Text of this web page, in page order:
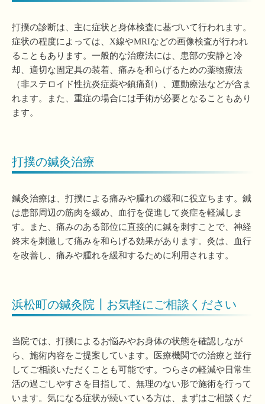
打撲の診断は、主に症状と身体検査に基づいて行われます。
症状の程度によっては、X線やMRIなどの画像検査が行われ
ることもあります。一般的な治療法には、患部の安静と冷
却、適切な固定具の装着、痛みを和らげるための薬物療法
（非ステロイド性抗炎症薬や鎮痛剤）、運動療法などが含ま
れます。また、重症の場合には手術が必要となることもあり
ます。
打撲の鍼灸治療
鍼灸治療は、打撲による痛みや腫れの緩和に役立ちます。鍼
は患部周辺の筋肉を緩め、血行を促進して炎症を軽減しま
す。また、痛みのある部位に直接的に鍼を刺すことで、神経
終末を刺激して痛みを和らげる効果があります。灸は、血行
を改善し、痛みや腫れを緩和するために利用されます。
浜松町の鍼灸院┃お気軽にご相談ください
当院では、打撲によるお悩みやお身体の状態を確認しなが
ら、施術内容をご提案しています。医療機関での治療と並行
してご相談いただくことも可能です。つらさの軽減や日常生
活の過ごしやすさを目指して、無理のない形で施術を行って
います。気になる症状が続いている方は、まずはご相談くだ